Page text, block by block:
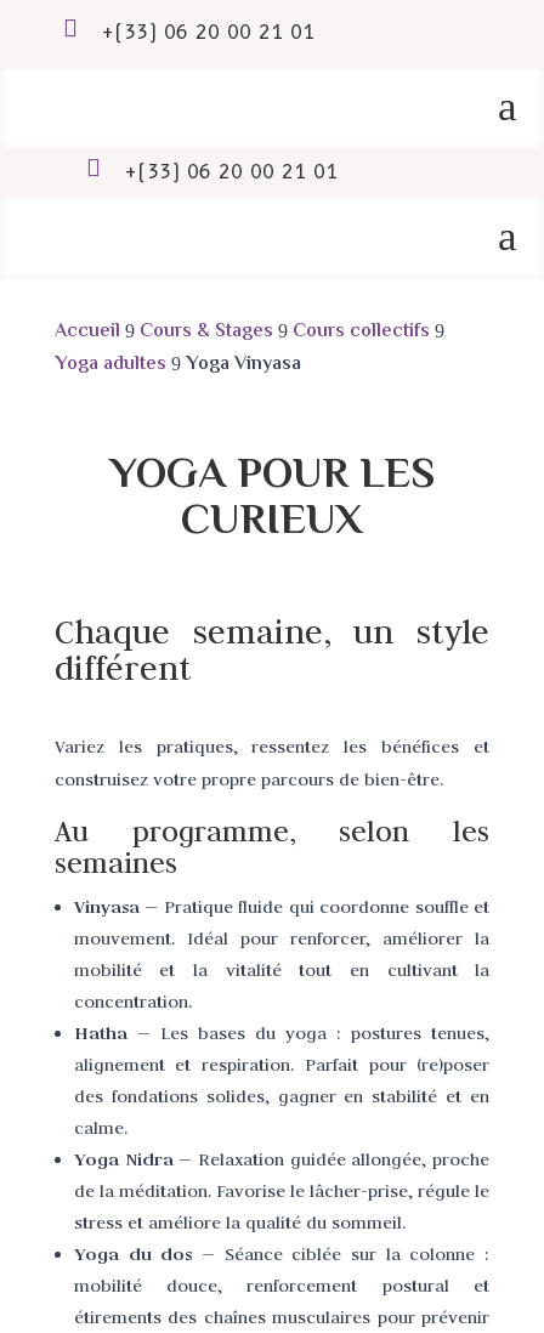
 +(33) 06 20 00 21 01
a
 +(33) 06 20 00 21 01
a
Accueil 9 Cours & Stages 9 Cours collectifs 9
Yoga adultes 9 Yoga Vinyasa
YOGA POUR LES
CURIEUX
Chaque semaine, un style
différent
Variez les pratiques, ressentez les bénéfices et
construisez votre propre parcours de bien-être.
Au programme, selon les
semaines
Vinyasa— Pratique fluide qui coordonne souffle et
mouvement. Idéal pour renforcer, améliorer la
mobilité et la vitalité tout en cultivant la
concentration.
Hatha— Les bases du yoga : postures tenues,
alignement et respiration. Parfait pour (re)poser
des fondations solides, gagner en stabilité et en
calme.
Yoga Nidra— Relaxation guidée allongée, proche
de la méditation. Favorise le lâcher-prise, régule le
stress et améliore la qualité du sommeil.
Yoga du dos — Séance ciblée sur la colonne :
mobilité douce, renforcement postural et
étirements des chaînes musculaires pour prévenir